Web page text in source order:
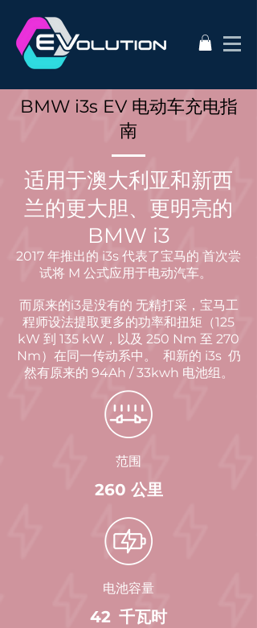
BMW i3s EV 电动车充电指
南
适用于澳大利亚和新西
兰的更大胆、更明亮的
BMW i3
2017 年推出的 i3s 代表了宝马的 首次尝
试将 M 公式应用于电动汽车。
而原来的i3是没有的 无精打采，宝马工
程师设法提取更多的功率和扭矩（125
kW 到 135 kW，以及 250 Nm 至 270
Nm）在同一传动系中。
和新的 i3s 仍
然有原来的 94Ah / 33kwh 电池组。
范围
260 公里
电池容量
42 千瓦时